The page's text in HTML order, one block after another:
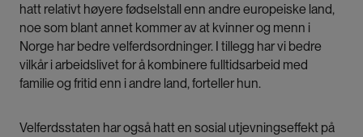
hatt relativt høyere fødselstall enn andre europeiske land,
noe som blant annet kommer av at kvinner og menn i
Norge har bedre velferdsordninger. I tillegg har vi bedre
vilkår i arbeidslivet for å kombinere fulltidsarbeid med
familie og fritid enn i andre land, forteller hun.
Velferdsstaten har også hatt en sosial utjevningseffekt på